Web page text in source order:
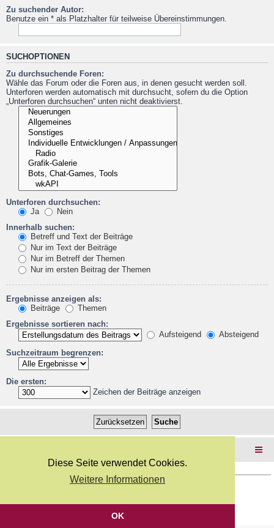
Diese Seite verwendet Cookies.
Weitere Informationen
OK
Zu suchender Autor:
Benutze ein * als Platzhalter für teilweise Übereinstimmungen.
SUCHOPTIONEN
Zu durchsuchende Foren:
Wähle das Forum oder die Foren aus, in denen gesucht werden soll.
Unterforen werden automatisch mit durchsucht, sofern du die Option
„Unterforen durchsuchen“ unten nicht deaktivierst.
Unterforen durchsuchen:
Ja
Nein
Innerhalb suchen:
Betreff und Text der Beiträge
Nur im Text der Beiträge
Nur im Betreff der Themen
Nur im ersten Beitrag der Themen
Ergebnisse anzeigen als:
Beiträge
Themen
Ergebnisse sortieren nach:
Aufsteigend
Absteigend
Suchzeitraum begrenzen:
Die ersten:
Zeichen der Beiträge anzeigen
Deutsche Übersetzung durchphpBB.de